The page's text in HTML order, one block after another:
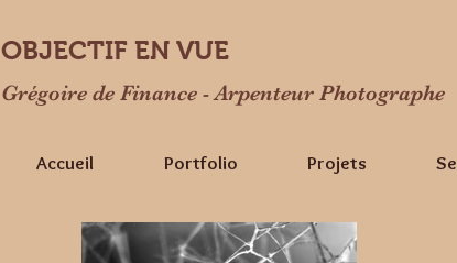
OBJECTIF EN VUE
Grégoire de Finance - Arpenteur Photographe
Accueil Portfolio Projets